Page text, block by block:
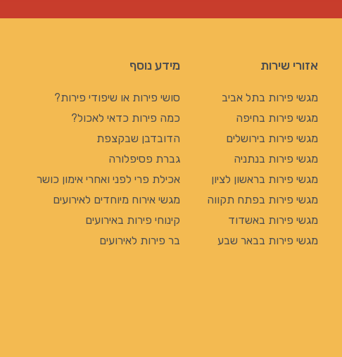
אזורי שירות
מגשי פירות בתל אביב
מגשי פירות בחיפה
מגשי פירות בירושלים
מגשי פירות בנתניה
מגשי פירות בראשון לציון
מגשי פירות בפתח תקווה
מגשי פירות באשדוד
מגשי פירות בבאר שבע
מידע נוסף
סושי פירות או שיפודי פירות?
כמה פירות כדאי לאכול?
הדובדבן שבקצפת
גברת פסיפלורה
אכילת פרי לפני ואחרי אימון כושר
מגשי אירוח מיוחדים לאירועים
קינוחי פירות באירועים
בר פירות לאירועים